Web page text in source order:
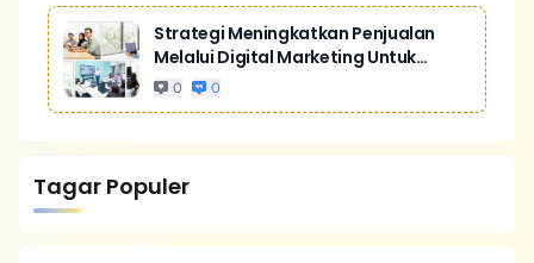
Strategi Meningkatkan Penjualan
Melalui Digital Marketing Untuk
Bisnis Yang Lebih Kompetitif
0 0
Tagar Populer